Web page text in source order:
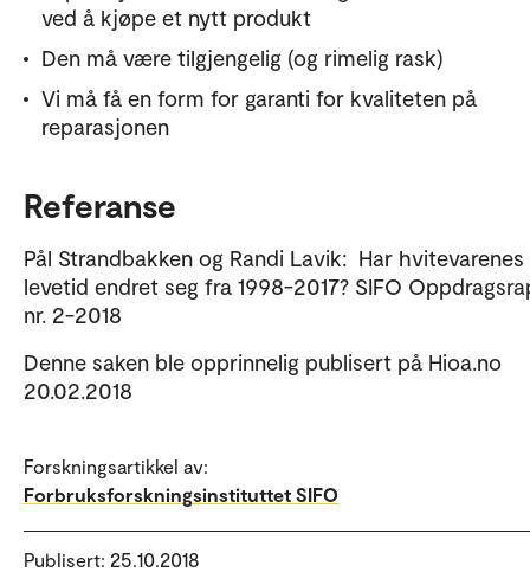
ved å kjøpe et nytt produkt
Den må være tilgjengelig (og rimelig rask)
Vi må få en form for garanti for kvaliteten på
reparasjonen
Referanse
Pål Strandbakken og Randi Lavik: Har hvitevarenes
levetid endret seg fra 1998-2017? SIFO
nr. 2-2018
Denne saken ble opprinnelig publisert på Hioa.no
20.02.2018
Forskningsartikkel av:
Forbruksforskningsinstituttet SIFO
Publisert: 25.10.2018